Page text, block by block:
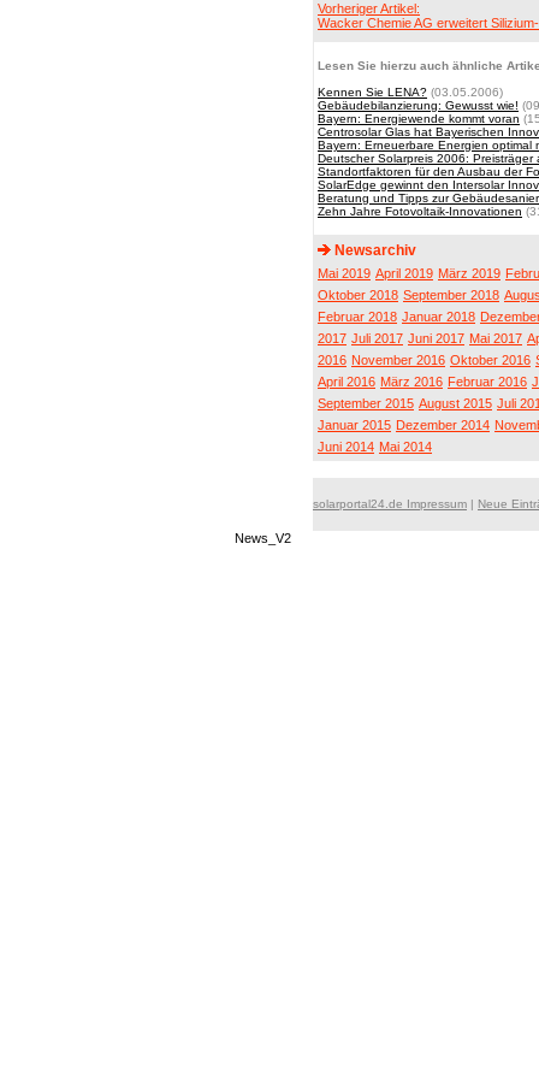
Vorheriger Artikel:
Wacker Chemie AG erweitert
Lesen Sie hierzu auch ähnliche
Kennen Sie LENA? (03.05.2006)
Gebäudebilanzierung: Gewusst wie!
Bayern: Energiewende kommt voran
Centrosolar Glas hat Bayerischen
Bayern: Erneuerbare Energien optimal
Deutscher Solarpreis 2006: Preisträger
Standortfaktoren für den Ausbau der
SolarEdge gewinnt den Intersolar
Beratung und Tipps zur
Zehn Jahre Fotovoltaik-Innovationen
Newsarchiv
Mai 2019 April 2019 März 2019
Oktober 2018 September 2018
Februar 2018 Januar 2018
2017 Juli 2017 Juni 2017 Mai 2017
2016 November 2016 Oktober 2016
April 2016 März 2016 Februar 2016
September 2015 August 2015 Juli
Januar 2015 Dezember 2014
Juni 2014 Mai 2014
solarportal24.de Impressum | Neue
News_V2